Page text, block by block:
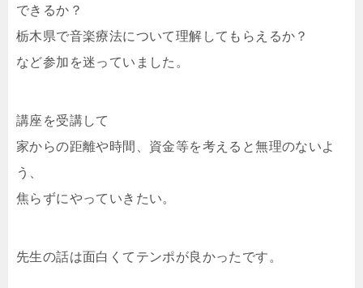
できるか？
栃木県で音楽療法について理解してもらえるか？
など参加を迷っていました。
講座を受講して
家からの距離や時間、資金等を考えると無理のないよ
う、
焦らずにやっていきたい。
先生の話は面白くてテンポが良かったです。